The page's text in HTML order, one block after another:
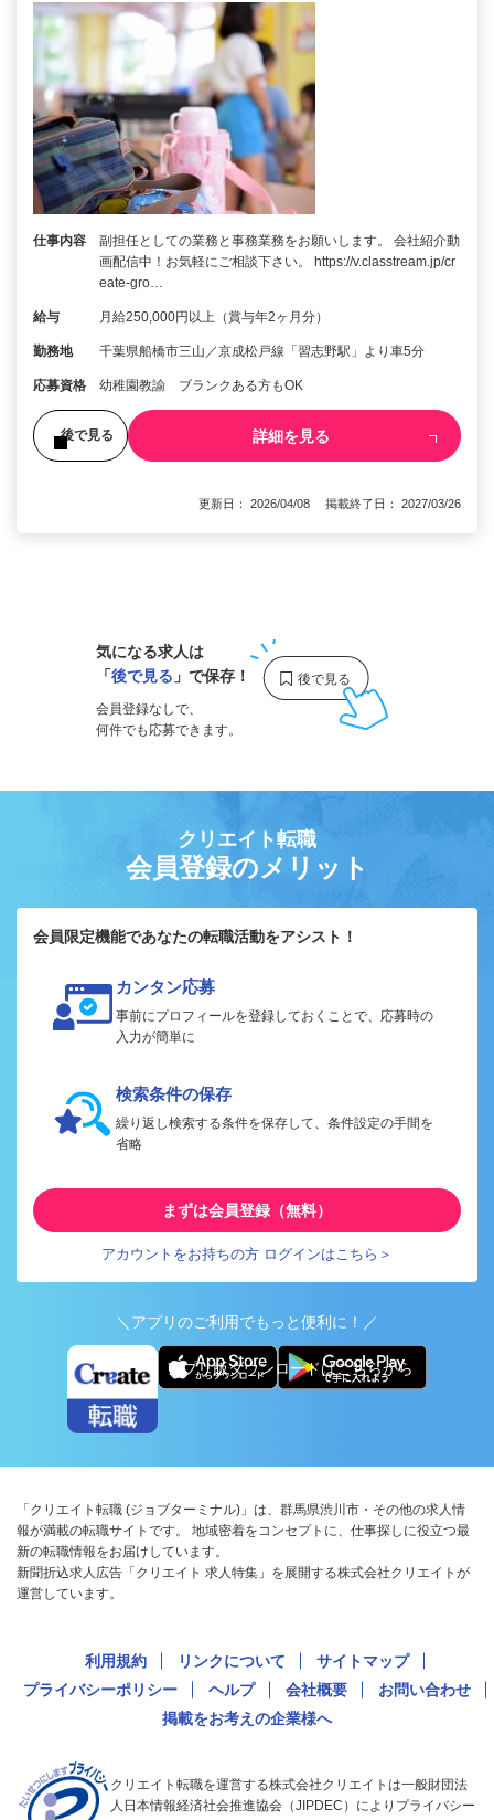
仕事内容
副担任としての業務と事務業務をお願いします。 会社紹介動
画配信中！お気軽にご相談下さい。 https://v.classtream.jp/cr
eate-gro…
給与 月給250,000円以上（賞与年2ヶ月分）
勤務地 千葉県船橋市三山／京成松戸線「習志野駅」より車5分
応募資格 幼稚園教諭 ブランクある方もOK
後で見る 詳細を見る
更新日： 2026/04/08 掲載終了日： 2027/03/26
気になる求人は
「後で見る 」で保存！
会員登録なしで、
何件でも応募できます。
クリエイト転職
会員登録のメリット
会員限定機能であなたの転職活動をアシスト！
カンタン応募
事前にプロフィールを登録しておくことで、応募時の
入力が簡単に
検索条件の保存
繰り返し検索する条件を保存して、条件設定の手間を
省略
まずは会員登録（無料）
アカウントをお持ちの方 ログインはこちら＞
＼アプリのご利用でもっと便利に！／
アプリ版ダウンロードはこちらから
「クリエイト転職 (ジョブターミナル)」は、群馬県渋川市・その他の求人情
報が満載の転職サイトです。 地域密着をコンセプトに、仕事探しに役立つ最
新の転職情報をお届けしています。
新聞折込求人広告「クリエイト 求人特集」を展開する株式会社クリエイトが
運営しています。
利用規約 リンクについて
サイトマップ
プライバシーポリシー
ヘルプ 会社概要
お問い合わせ
掲載をお考えの企業様へ
クリエイト転職を運営する株式会社クリエイトは一般財団法
人日本情報経済社会推進協会（JIPDEC）によりプライバシー